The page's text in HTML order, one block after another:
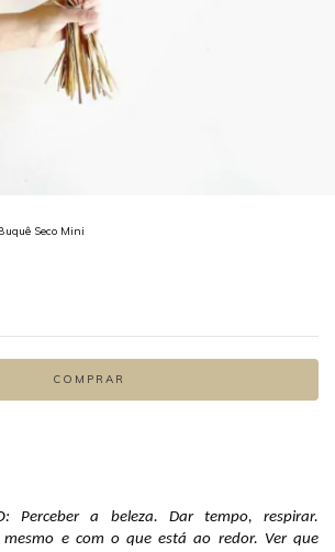
Seco Mini
Perceber a beleza. Dar tempo, respirar.
mesmo e com o que está ao redor. Ver que